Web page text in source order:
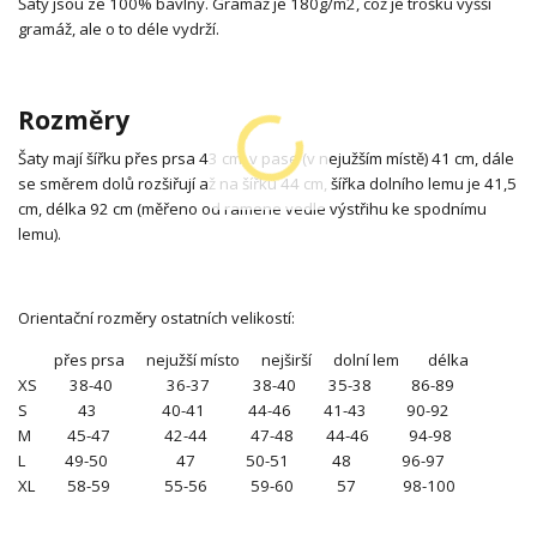
gramáž, ale o to déle vydrží.
Rozměry
Šaty mají šířku přes prsa 43 cm, v pase (v nejužším místě) 41 cm, dále
se směrem dolů rozšiřují až na šířku 44 cm, šířka dolního lemu je 41,5
cm, délka 92 cm (měřeno od ramene vedle výstřihu ke spodnímu
lemu).
Orientační rozměry ostatních velikostí:
přes prsa nejužší místo nejširší dolní lem délka
XS 38-40 36-37 38-40 35-38 86-89
S 43 40-41 44-46 41-43 90-92
M 45-47 42-44 47-48 44-46 94-98
L 49-50 47 50-51 48 96-97
XL 58-59 55-56 59-60 57 98-100